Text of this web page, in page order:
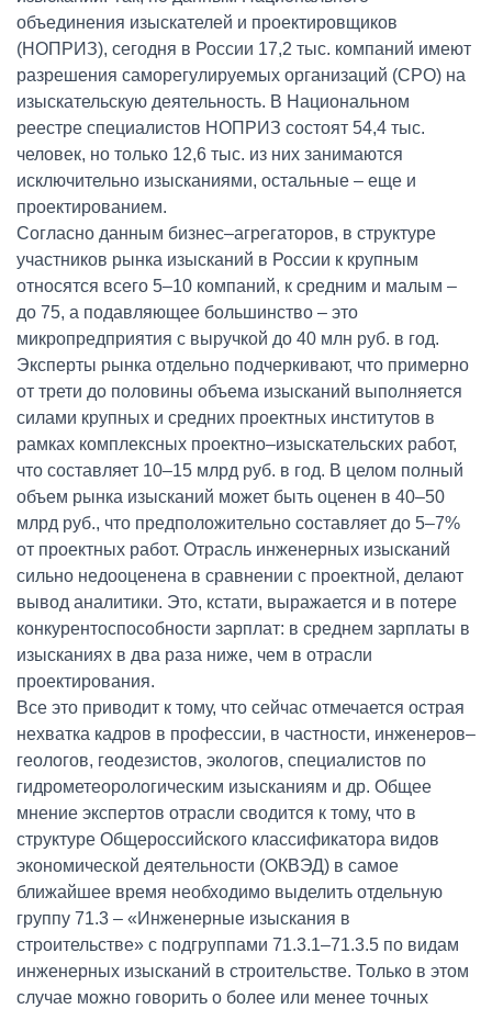
объединения изыскателей и проектировщиков
(НОПРИЗ), сегодня в России 17,2 тыс. компаний имеют
разрешения саморегулируемых организаций (СРО) на
изыскательскую деятельность. В Национальном
реестре специалистов НОПРИЗ состоят 54,4 тыс.
человек, но только 12,6 тыс. из них занимаются
исключительно изысканиями, остальные – еще и
проектированием.
Согласно данным бизнес–агрегаторов, в структуре
участников рынка изысканий в России к крупным
относятся всего 5–10 компаний, к средним и малым –
до 75, а подавляющее большинство – это
микропредприятия с выручкой до 40 млн руб. в год.
Эксперты рынка отдельно подчеркивают, что примерно
от трети до половины объема изысканий выполняется
силами крупных и средних проектных институтов в
рамках комплексных проектно–изыскательских работ,
что составляет 10–15 млрд руб. в год. В целом полный
объем рынка изысканий может быть оценен в 40–50
млрд руб., что предположительно составляет до 5–7%
от проектных работ. Отрасль инженерных изысканий
сильно недооценена в сравнении с проектной, делают
вывод аналитики. Это, кстати, выражается и в потере
конкурентоспособности зарплат: в среднем зарплаты в
изысканиях в два раза ниже, чем в отрасли
проектирования.
Все это приводит к тому, что сейчас отмечается острая
нехватка кадров в профессии, в частности, инженеров–
геологов, геодезистов, экологов, специалистов по
гидрометеорологическим изысканиям и др. Общее
мнение экспертов отрасли сводится к тому, что в
структуре Общероссийского классификатора видов
экономической деятельности (ОКВЭД) в самое
ближайшее время необходимо выделить отдельную
группу 71.3 – «Инженерные изыскания в
строительстве» с подгруппами 71.3.1–71.3.5 по видам
инженерных изысканий в строительстве. Только в этом
случае можно говорить о более или менее точных